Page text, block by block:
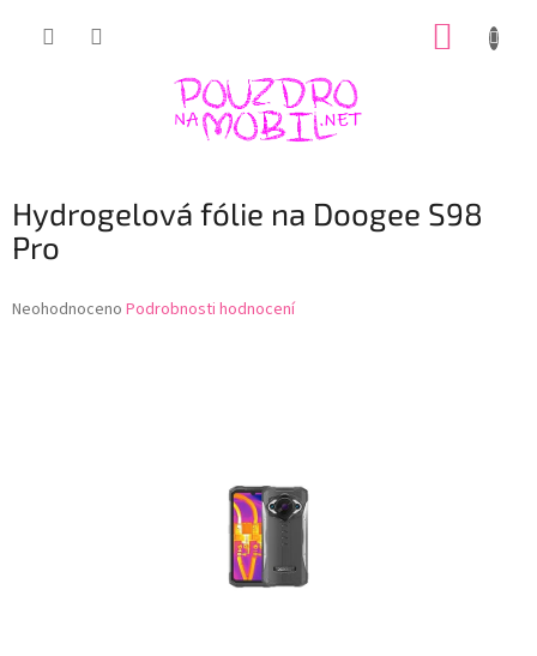
Hydrogelová fólie na Doogee S98
Pro
Průměrné
Neohodnoceno Podrobnosti hodnocení